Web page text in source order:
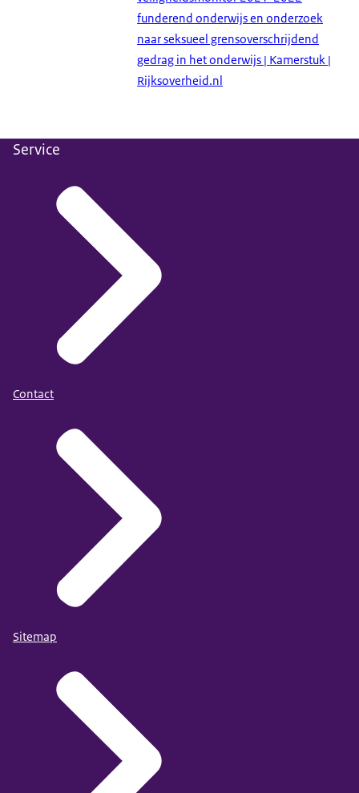
funderend onderwijs en onderzoek
naar seksueel grensoverschrijdend
gedrag in het onderwijs | Kamerstuk |
Rijksoverheid.nl
Service
Contact
Sitemap